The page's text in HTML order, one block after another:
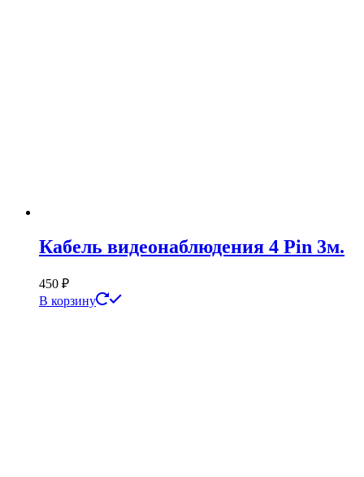
Кабель видеонаблюдения 4 Pin 3м.
450 ₽
В корзину